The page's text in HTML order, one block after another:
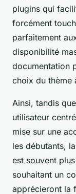
plugins qui
forcément
parfaitement
disponibilité
documentation
choix du thème
Ainsi, tandis
utilisateur
mise sur une
les débutants,
est souvent
souhaitant un
apprécieront la